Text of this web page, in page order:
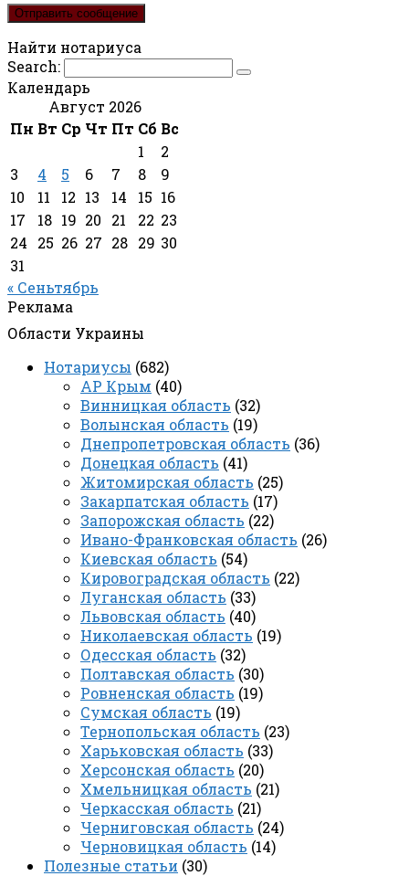
Найти нотариуса
Search:
Календарь
Август 2026
Пн Вт Ср Чт Пт Сб Вс
1
2
3
4 5 6 7 8
9
10
11 12 13 14 15 16
17
18 19 20 21 22 23
24
25 26 27 28 29 30
31
« Сеньтябрь
Реклама
Области Украины
Нотариусы (682)
АР Крым (40)
Винницкая область (32)
Волынская область (19)
Днепропетровская область (36)
Донецкая область (41)
Житомирская область (25)
Закарпатская область (17)
Запорожская область (22)
Ивано-Франковская область (26)
Киевская область (54)
Кировоградская область (22)
Луганская область (33)
Львовская область (40)
Николаевская область (19)
Одесская область (32)
Полтавская область (30)
Ровненская область (19)
Сумская область (19)
Тернопольская область (23)
Харьковская область (33)
Херсонская область (20)
Хмельницкая область (21)
Черкасская область (21)
Черниговская область (24)
Черновицкая область (14)
Полезные статьи (30)